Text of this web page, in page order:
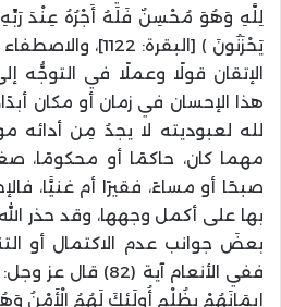
لِلَّهِ وَهُوَ مُحْسِنٌ فَلَهُ أَجْرُهُ عِنْدَ
يَحْزَنُونَ ﴾ [البقرة:
الإتقان قولًا وعملًا في التوجُّه
هذا الإحسان في زمان أو مكان
لله لعبوديته لا يجدُ مِن أدائه
مهما كان، حاكمًا أو محكومًا،
صبحًا أو مساءً، فقيرًا أم غنيًّا،
بها على أكمل وجهها، وقد حذر
بعضَ جوانب عدم الاكتمال أو
ففي الأنعام آية